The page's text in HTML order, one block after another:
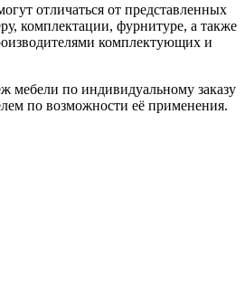
отличаться от представленных
комплектации, фурнитуре, а также
комплектующих и
мебели по индивидуальному заказу
по возможности её применения.